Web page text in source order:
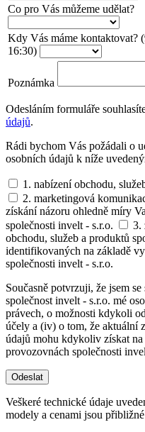
Co pro Vás můžeme udělat?
Kdy Vás máme kontaktovat?
16:30)
Poznámka
Odesláním formuláře
údajů.
Rádi bychom Vás požádali o
osobních údajů k níže
1. nabízení obchodu,
2. marketingová
získání názoru ohledně míry
společnosti invelt - s.r.o.
3.
obchodu, služeb a produktů
identifikovaných na základě
společnosti invelt - s.r.o.
Současně potvrzuji, že jsem
společnost invelt - s.r.o. mé
právech, o možnosti kdykoli
účely a (iv) o tom, že aktuální
údajů mohu kdykoliv získat
provozovnách společnosti
Odeslat
Veškeré technické údaje
modely a cenami jsou